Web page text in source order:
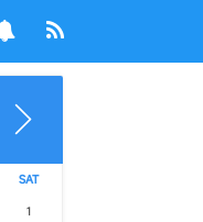
SAT
1